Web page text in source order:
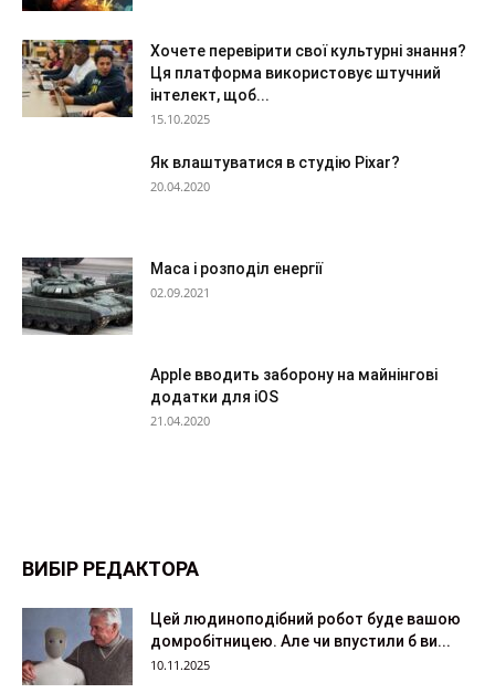
Хочете перевірити свої культурні знання?
Ця платформа використовує штучний
інтелект, щоб...
15.10.2025
Як влаштуватися в студію Pixar?
20.04.2020
Маса і розподіл енергії
02.09.2021
Apple вводить заборону на майнінгові
додатки для iOS
21.04.2020
ВИБІР РЕДАКТОРА
Цей людиноподібний робот буде вашою
домробітницею. Але чи впустили б ви...
10.11.2025